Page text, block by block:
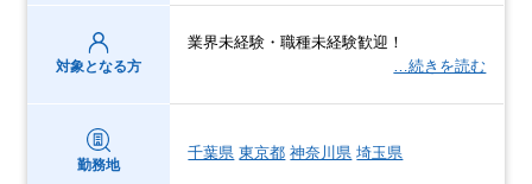
対象となる方
業界未経験・職種未経験歓迎！
…続きを読む
勤務地
千葉県 東京都 神奈川県 埼玉県